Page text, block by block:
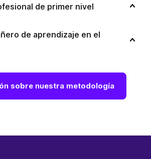
de primer nivel
de aprendizaje en el
sobre nuestra metodología